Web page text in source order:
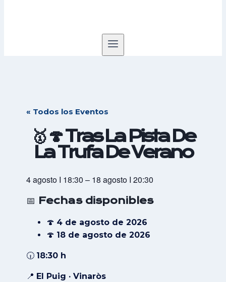
« Todos los Eventos
🥇 🍄 Tras La Pista De
La Trufa De Verano
4 agosto I 18:30 – 18 agosto I 20:30
📅 Fechas disponibles
🍄 4 de agosto de 2026
🍄 18 de agosto de 2026
🕡 18:30 h
📍 El Puig · Vinaròs